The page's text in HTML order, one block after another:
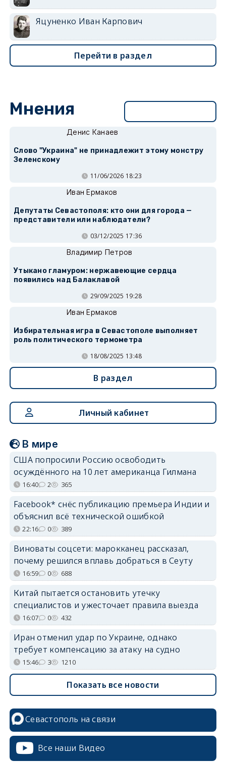
Яцуненко Иван Карпович
Перейти в раздел
Мнения
Денис Канаев
Слово "Украина" не принадлежит этому монстру
Зеленскому
11/06/2026 18:23
Иван Ермаков
Депутаты Севастополя: кто они для города —
представители или наблюдатели?
03/12/2025 17:36
Владимир Петров
Утыкано гламуром: нержавеющие сердца
появились над Балаклавой
29/09/2025 19:28
Иван Ермаков
Избирательная игра в Севастополе выполняет
роль политического термометра
18/08/2025 13:48
В раздел
Личный кабинет
В мире
США попросили Россию освободить
осуждённого на 10 лет американца Гилмана
16:40 2 365
Facebook* снёс публикацию премьера Индии и
объяснил всё технической ошибкой
22:16 0 389
Виноваты соцсети: марокканец рассказал,
почему решился вплавь добраться в Сеуту
16:59 0 688
Китай пытается остановить утечку
специалистов и ужесточает правила выезда
16:07 0 432
Иран отменил удар по Украине, однако
требует компенсацию за атаку на судно
15:46 3 1210
Показать все новости
Севастополь на связи
Все наши Видео